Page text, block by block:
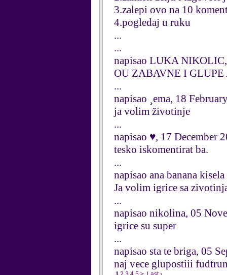
3.zalepi ovo na 10
4.pogledaj u ruku
...
...
napisao LUKA
OU ZABAVNE I
...
napisao ¸ema, 18
ja volim životinje
...
napisao ♥, 17 December
tesko iskomentirat ba.
...
napisao ana banana
Ja volim igrice sa
...
napisao nikolina, 05
igrice su super
...
napisao sta te briga, 05
naj vece glupostiii